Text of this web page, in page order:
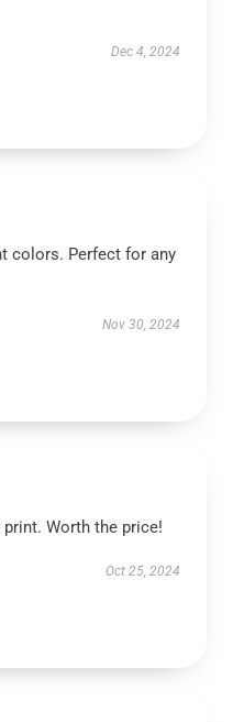
Dec 4, 2024
colors. Perfect for any
Nov 30, 2024
Worth the price!
Oct 25, 2024